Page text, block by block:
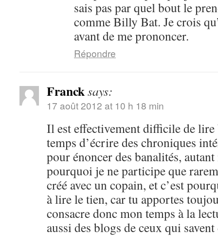
sais pas par quel bout le
comme Billy Bat. Je crois
avant de me prononcer.
Répondre
Francksays:
17 août 2012 at 10 h 18 min
Il est effectivement difficile de lire
temps d’écrire des chroniques
pour énoncer des banalités,
pourquoi je ne participe que
créé avec un copain, et c’est
à lire le tien, car tu apportes
consacre donc mon temps à la
aussi des blogs de ceux qui